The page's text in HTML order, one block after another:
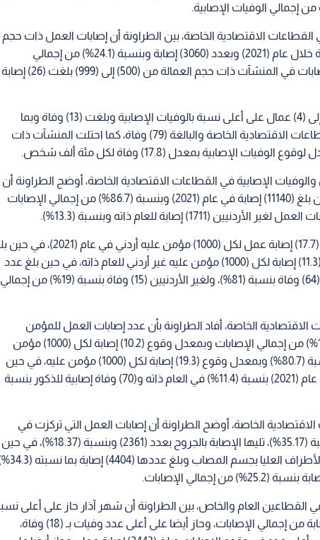
القطاعات الاقتصادية الخاصة، بين الطراونة أن إصابات العمل ذات حجم
عمالة (1000) عاملا فأكثر شكلت أعلى نسبة خلال عام (2021) وبعدد (3060) إصابة وبنسبة (24.1%) من إجمالي
الإصابات، في حين شكل معدل وقوع الإصابات في المنشآت ذات حجم العمالة من (500) إلى (999) بلغت (26) إصابة
وحازت المنشآت ذات حجم العمالة من (1) إلى (4) عمال على أعلى نسبة بالوفيات الإصابية وبلغت (13) وفاة وبما
نسبته (16.7%) من إجمالي الوفيات في القطاعات الاقتصادية الخاصة والبالغة (79) وفاة، كما احتلت المنشآت ذات
الإصابية في القطاعات الاقتصادية الخاصة، أوضح الطراونة أن
عدد إصابات العمل للمؤمن عليهم الأردنيين بلغ (11140) إصابة في عام (2021) وبنسبة (86.7%) من إجمالي الإصابات
وبلغ معدل وقوع إصابات العمل للأردنيين (17.7) إصابة عمل لكل (1000) مؤمن عليه أردني في عام
معدل وقوع إصابات العمل لغير الأردنيين (11.3) إصابة لكل (1000) مؤمن عليه غير أردني للعام ذاته، في حين بلغ عدد
الوفيات الإصابية للمؤمن عليهم الأردنيين (64) وفاة بنسبة (81%)، ولغير الأردنيين (15) وفاة بنسبة (19%) من إجمالي
الخاصة، أفاد الطراونة بأن عدد إصابات العمل للمؤمن
عليهن الإناث بلغ (2475) إصابة بنسبة (19.3%) من إجمالي الإصابات وبمعدل وقوع (10.2) إصابة لكل (1000) مؤمن
عليها، و(10376) للمؤمن عليهم الذكور بنسبة (80.7%) وبمعدل وقوع (19.3) إصابة لكل (1000) مؤمن عليه، في حين
بلغ عدد الوفيات الإصابية للإناث (9) وفيات عام (2021) بنسبة (11.4%) في العام ذاته و(70) وفاة إصابية للذكور بنسبة
الخاصة، أوضح الطراونة أن إصابات العمل التي تركزت في
الإصابة بالرضوض بلغ عددها (4520) وبنسبة (35.17%)، تليها الإصابة بالجروح بعدد (2361) وبنسبة (18.37%)، في حين
تركزت معظم إصابات العمل في الإصابة بالأطراف العليا بجسم
القطاعين العام والخاص، بين الطراونة أن شهر آذار حاز على أعلى
لوقوع الإصابات حيث بلغ عددها (2018) إصابة من إجمالي الإصابات، وحاز أيضا على أعلى عدد وفيات بـ (18) وفاة،